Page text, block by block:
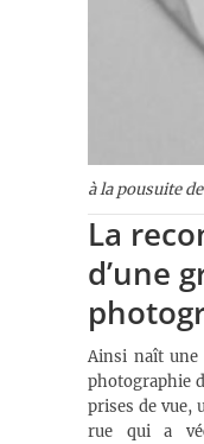
à la pousuite
La
d’une
Ainsi naît une
photographie
prises de vue,
rue qui a